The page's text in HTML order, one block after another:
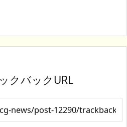
クバックURL